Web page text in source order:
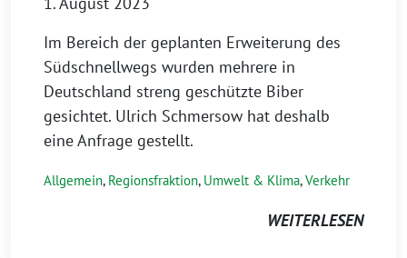
Im Bereich der geplanten Erweiterung des
Südschnellwegs wurden mehrere in
Deutschland streng geschützte Biber
gesichtet. Ulrich Schmersow hat deshalb
eine Anfrage gestellt.
Allgemein, Regionsfraktion, Umwelt & Klima,Verkehr
WEITERLESEN